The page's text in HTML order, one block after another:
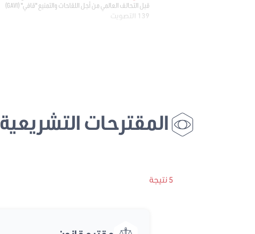
قبل التحالف العالمي من أجل اللقاحات والتمنيع "قافي" (GAVI)
139 التصويت
المقترحات التشريعية
5 نتيجة